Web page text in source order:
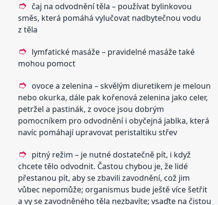
čaj na odvodnění těla – používat bylinkovou
směs, která pomáhá vylučovat nadbytečnou vodu
z těla
lymfatické masáže – pravidelné masáže také
mohou pomoct
ovoce a zelenina – skvělým diuretikem je meloun
nebo okurka, dále pak kořenová zelenina jako celer,
petržel a pastinák, z ovoce jsou dobrým
pomocníkem pro odvodnění i obyčejná jablka, která
navíc pomáhají upravovat peristaltiku střev
pitný režim – je nutné dostatečně pít, i když
chcete tělo odvodnit. Častou chybou je, že lidé
přestanou pít, aby se zbavili zavodnění, což jim
vůbec nepomůže; organismus bude ještě více šetřit
a vy se zavodněného těla nezbavíte; vsaďte na čistou